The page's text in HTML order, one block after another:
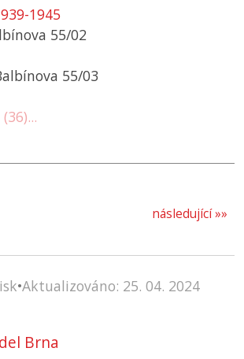
1945
55/02
55/03
následující »»
•Aktualizováno: 25. 04. 2024
Brna